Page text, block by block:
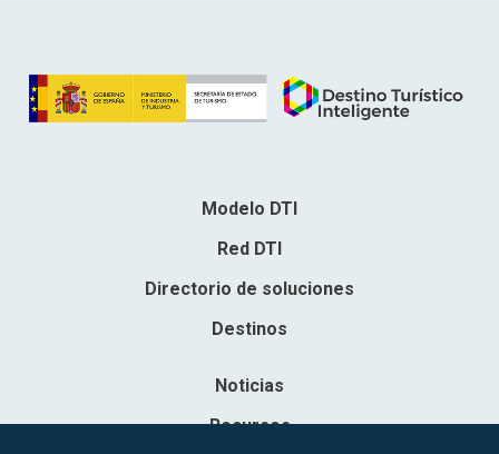
Modelo DTI
Red DTI
Directorio de soluciones
Destinos
Noticias
Recursos